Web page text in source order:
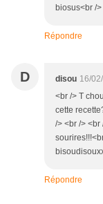
biosus<br />
Répondre
D disou 16/
<br /> T
cette
/> <br />
Répondre